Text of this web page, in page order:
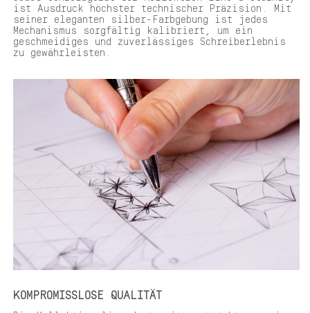
ist Ausdruck höchster technischer Präzision. Mit
seiner eleganten silber-Farbgebung ist jedes
Mechanismus sorgfältig kalibriert, um ein
geschmeidiges und zuverlässiges Schreiberlebnis
zu gewährleisten.
KOMPROMISSLOSE QUALITÄT